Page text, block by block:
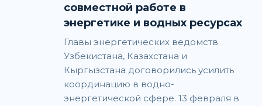
совместной работе в
энергетике и водных ресурсах
Главы энергетических ведомств
Узбекистана, Казахстана и
Кыргызстана договорились усилить
координацию в водно-
энергетической сфере. 13 февраля в